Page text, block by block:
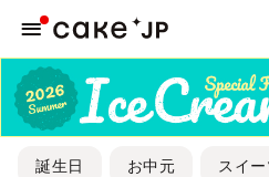
誕生日 お中元 スイー